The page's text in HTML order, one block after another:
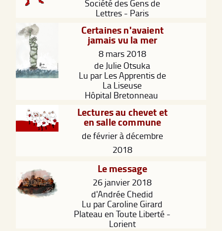
Société des Gens de
Lettres - Paris
Certaines n'avaient
jamais vu la mer
8 mars 2018
de Julie Otsuka
Lu par Les Apprentis de
La Liseuse
Hôpital Bretonneau
Lectures au chevet et
en salle commune
de février à décembre
2018
Le message
26 janvier 2018
d'Andrée Chedid
Lu par Caroline Girard
Plateau en Toute Liberté -
Lorient